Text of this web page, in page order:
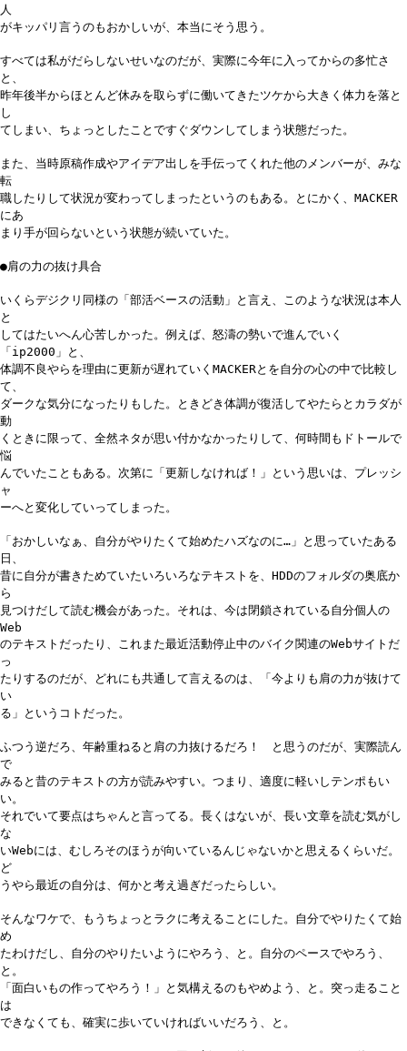
人
がキッパリ言うのもおかしいが、本当にそう思う。
すべては私がだらしないせいなのだが、実際に今年に入ってからの多忙さ
と、
昨年後半からほとんど休みを取らずに働いてきたツケから大きく体力を落と
し
てしまい、ちょっとしたことですぐダウンしてしまう状態だった。
また、当時原稿作成やアイデア出しを手伝ってくれた他のメンバーが、みな
転
職したりして状況が変わってしまったというのもある。とにかく、MACKER
にあ
まり手が回らないという状態が続いていた。
●肩の力の抜け具合
いくらデジクリ同様の「部活ベースの活動」と言え、このような状況は本人
と
してはたいへん心苦しかった。例えば、怒濤の勢いで進んでいく
「ip2000」と、
体調不良やらを理由に更新が遅れていくMACKERとを自分の心の中で比較し
て、
ダークな気分になったりもした。ときどき体調が復活してやたらとカラダが
動
くときに限って、全然ネタが思い付かなかったりして、何時間もドトールで
悩
んでいたこともある。次第に「更新しなければ！」という思いは、プレッシ
ャ
ーへと変化していってしまった。
「おかしいなぁ、自分がやりたくて始めたハズなのに…」と思っていたある
日、
昔に自分が書きためていたいろいろなテキストを、HDDのフォルダの奥底か
ら
見つけだして読む機会があった。それは、今は閉鎖されている自分個人の
Web
のテキストだったり、これまた最近活動停止中のバイク関連のWebサイトだ
っ
たりするのだが、どれにも共通して言えるのは、「今よりも肩の力が抜けて
い
る」というコトだった。
ふつう逆だろ、年齢重ねると肩の力抜けるだろ！ と思うのだが、実際読ん
で
みると昔のテキストの方が読みやすい。つまり、適度に軽いしテンポもい
い。
それでいて要点はちゃんと言ってる。長くはないが、長い文章を読む気がし
な
いWebには、むしろそのほうが向いているんじゃないかと思えるくらいだ。
ど
うやら最近の自分は、何かと考え過ぎだったらしい。
そんなワケで、もうちょっとラクに考えることにした。自分でやりたくて始
め
たわけだし、自分のやりたいようにやろう、と。自分のペースでやろう、
と。
「面白いもの作ってやろう！」と気構えるのもやめよう、と。突っ走ること
は
できなくても、確実に歩いていければいいだろう、と。